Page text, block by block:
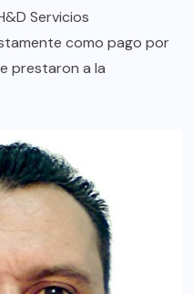
Servicios
como pago por
prestaron a la